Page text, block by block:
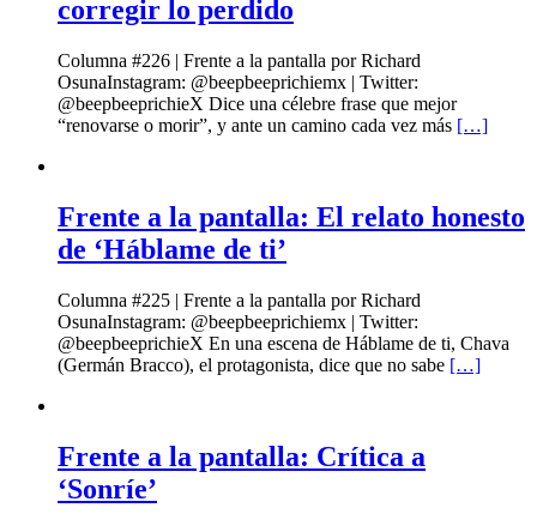
corregir lo perdido
Columna #226 | Frente a la pantalla por Richard
OsunaInstagram: @beepbeeprichiemx | Twitter:
@beepbeeprichieX Dice una célebre frase que mejor
“renovarse o morir”, y ante un camino cada vez más […]
Frente a la pantalla: El relato honesto
de ‘Háblame de ti’
Columna #225 | Frente a la pantalla por Richard
OsunaInstagram: @beepbeeprichiemx | Twitter:
@beepbeeprichieX En una escena de Háblame de ti, Chava
(Germán Bracco), el protagonista, dice que no sabe […]
Frente a la pantalla: Crítica a
‘Sonríe’